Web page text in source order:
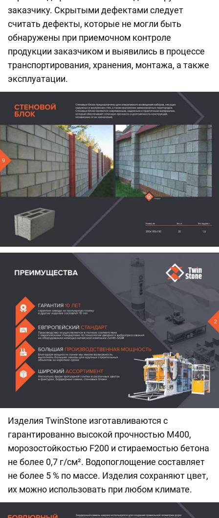
заказчику. Скрытыми дефектами следует
считать дефекты, которые не могли быть
обнаружены при приемочном контроле
продукции заказчиком и выявились в процессе
транспортирования, хранения, монтажа, а также
эксплуатации.
Изделия TwinStone изготавливаются с
гарантированно высокой прочностью М400,
морозостойкостью F200 и стираемостью бетона
не более 0,7 г/см². Водопоглощение составляет
не более 5 % по массе. Изделия сохраняют цвет,
их можно использовать при любом климате.